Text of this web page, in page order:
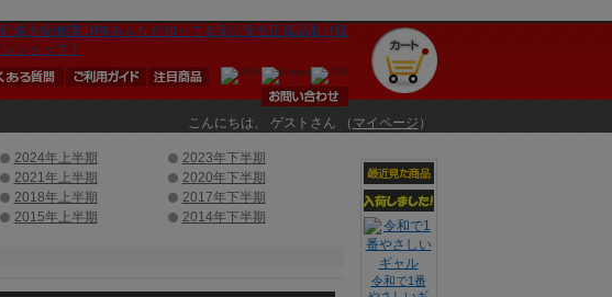
こんにちは、 ゲストさん （ マイページ ）
2024年上半期
2023年下半期
2021年上半期
2020年下半期
2018年上半期
2017年下半期
2015年上半期
2014年下半期
令和で1番